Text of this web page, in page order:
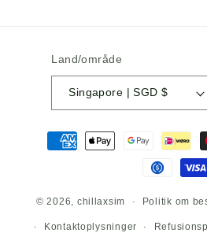
Land/område
Singapore | SGD $
Betalingsmetoder
© 2026, chillaxsim Politik om
Kontaktoplysninger